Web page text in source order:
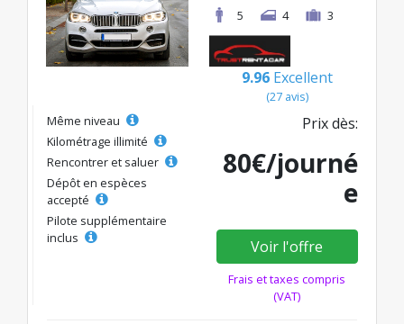
5
4 3
9.96 Excellent
(27 avis)
Même niveau
Kilométrage illimité
Rencontrer et saluer
Dépôt en espèces
accepté
Pilote supplémentaire
inclus
Prix dès:
80€/journé
e
Voir l'offre
Frais et taxes compris
(VAT)